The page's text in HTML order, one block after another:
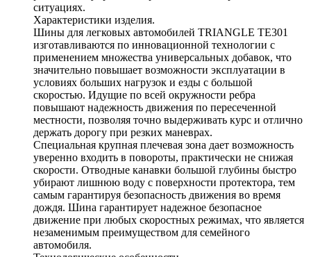
ситуациях.
Характеристики изделия.
Шины для легковых автомобилей TRIANGLE TE301
изготавливаются по инновационной технологии с
применением множества универсальных добавок, что
значительно повышает возможности эксплуатации в
условиях больших нагрузок и езды с большой
скоростью. Идущие по всей окружности ребра
повышают надежность движения по пересеченной
местности, позволяя точно выдерживать курс и отлично
держать дорогу при резких маневрах.
Специальная крупная плечевая зона дает возможность
уверенно входить в повороты, практически не снижая
скорости. Отводные канавки большой глубины быстро
убирают лишнюю воду с поверхности протектора, тем
самым гарантируя безопасность движения во время
дождя. Шина гарантирует надежное безопасное
движение при любых скоростных режимах, что является
незаменимым преимуществом для семейного
автомобиля.